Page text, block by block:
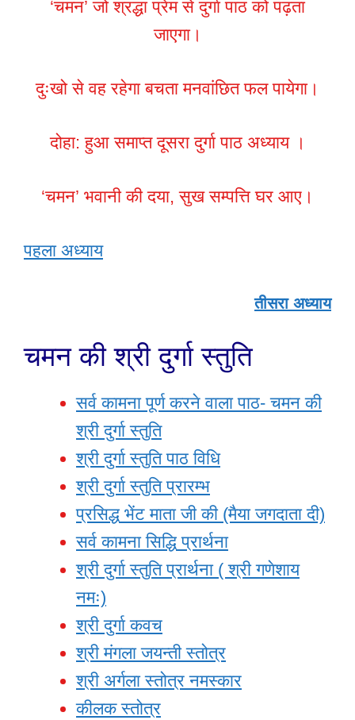
‘चमन’ जो श्रद्धा प्रेम से दुर्गा पाठ को पढ़ता
जाएगा।
दुःखो से वह रहेगा बचता मनवांछित फल पायेगा।
दोहा: हुआ समाप्त दूसरा दुर्गा पाठ अध्याय ।
‘चमन’ भवानी की दया, सुख सम्पत्ति घर आए।
पहला अध्याय
तीसरा अध्याय
चमन की श्री दुर्गा स्तुति
सर्व कामना पूर्ण करने वाला पाठ- चमन की
श्री दुर्गा स्तुति
श्री दुर्गा स्तुति पाठ विधि
श्री दुर्गा स्तुति प्रारम्भ
प्रसिद्ध भेंट माता जी की (मैया जगदाता दी)
सर्व कामना सिद्धि प्रार्थना
श्री दुर्गा स्तुति प्रार्थना ( श्री गणेशाय
नमः)
श्री दुर्गा कवच
श्री मंगला जयन्ती स्तोत्र
श्री अर्गला स्तोत्र नमस्कार
कीलक स्तोत्र